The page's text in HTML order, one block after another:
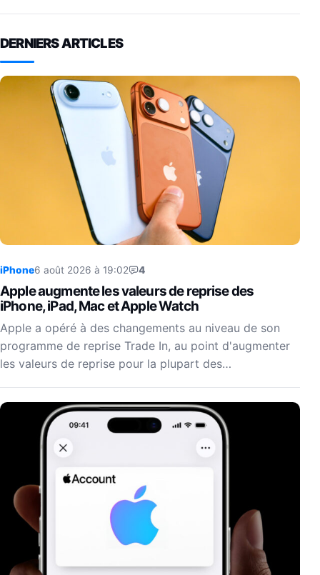
DERNIERS ARTICLES
iPhone6 août 2026 à 19:02 4
Apple augmente les valeurs de reprise des
iPhone, iPad, Mac et Apple Watch
Apple a opéré à des changements au niveau de son
programme de reprise Trade In, au point d'augmenter
les valeurs de reprise pour la plupart des…